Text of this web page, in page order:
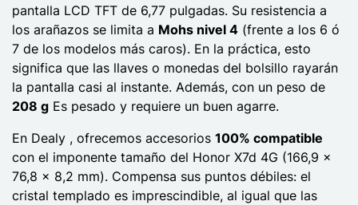
pantalla LCD TFT de 6,77 pulgadas. Su resistencia a
los arañazos se limita a Mohs nivel 4 (frente a los 6 ó
7 de los modelos más caros). En la práctica, esto
significa que las llaves o monedas del bolsillo rayarán
la pantalla casi al instante. Además, con un peso de
208 g Es pesado y requiere un buen agarre.
En Dealy , ofrecemos accesorios 100% compatible
con el imponente tamaño del Honor X7d 4G (166,9 x
76,8 x 8,2 mm). Compensa sus puntos débiles: el
cristal templado es imprescindible, al igual que las